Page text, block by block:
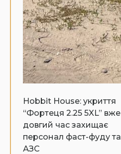
Hobbit House: укриття
“Фортеця 2.25 5XL” вже
довгий час захищає
персонал фаст-фуду та
АЗС